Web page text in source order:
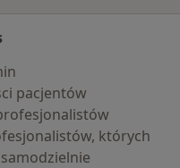
pacjentów
których